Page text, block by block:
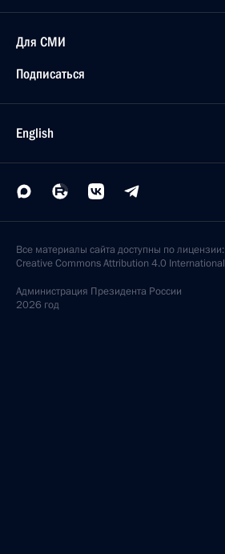
Для СМИ
Подписаться
English
Все материалы сайта доступны по лицензии:
Creative Commons Attribution 4.0 International
Администрация Президента России
2026 год